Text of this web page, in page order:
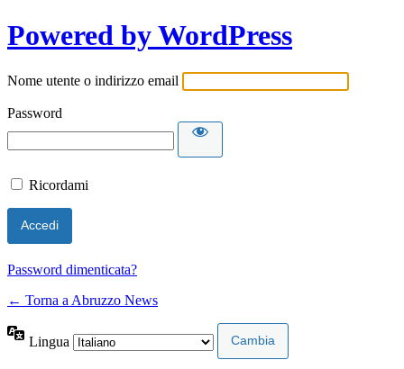
Powered by WordPress
Nome utente o indirizzo email
Password
Ricordami
Password dimenticata?
← Torna a Abruzzo News
Lingua